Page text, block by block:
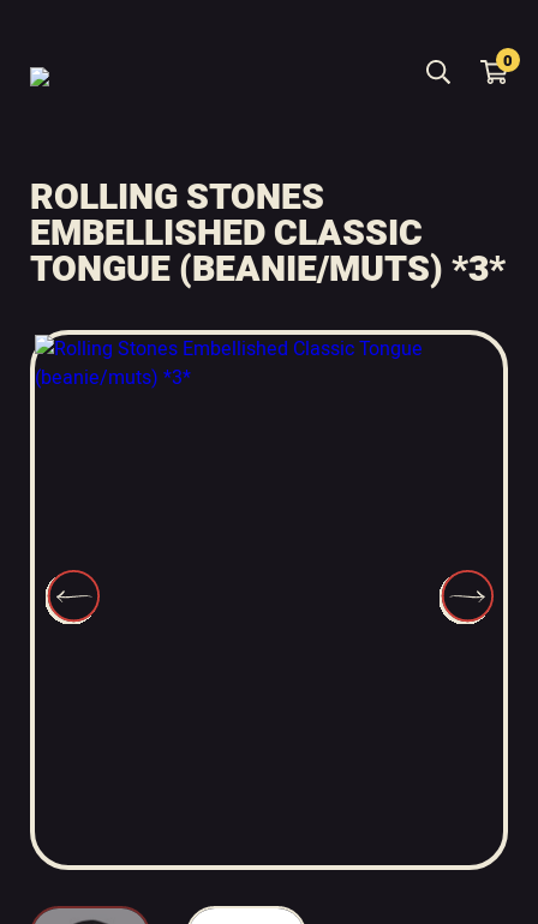
0
ROLLING STONES
EMBELLISHED CLASSIC
TONGUE (BEANIE/MUTS) *3*